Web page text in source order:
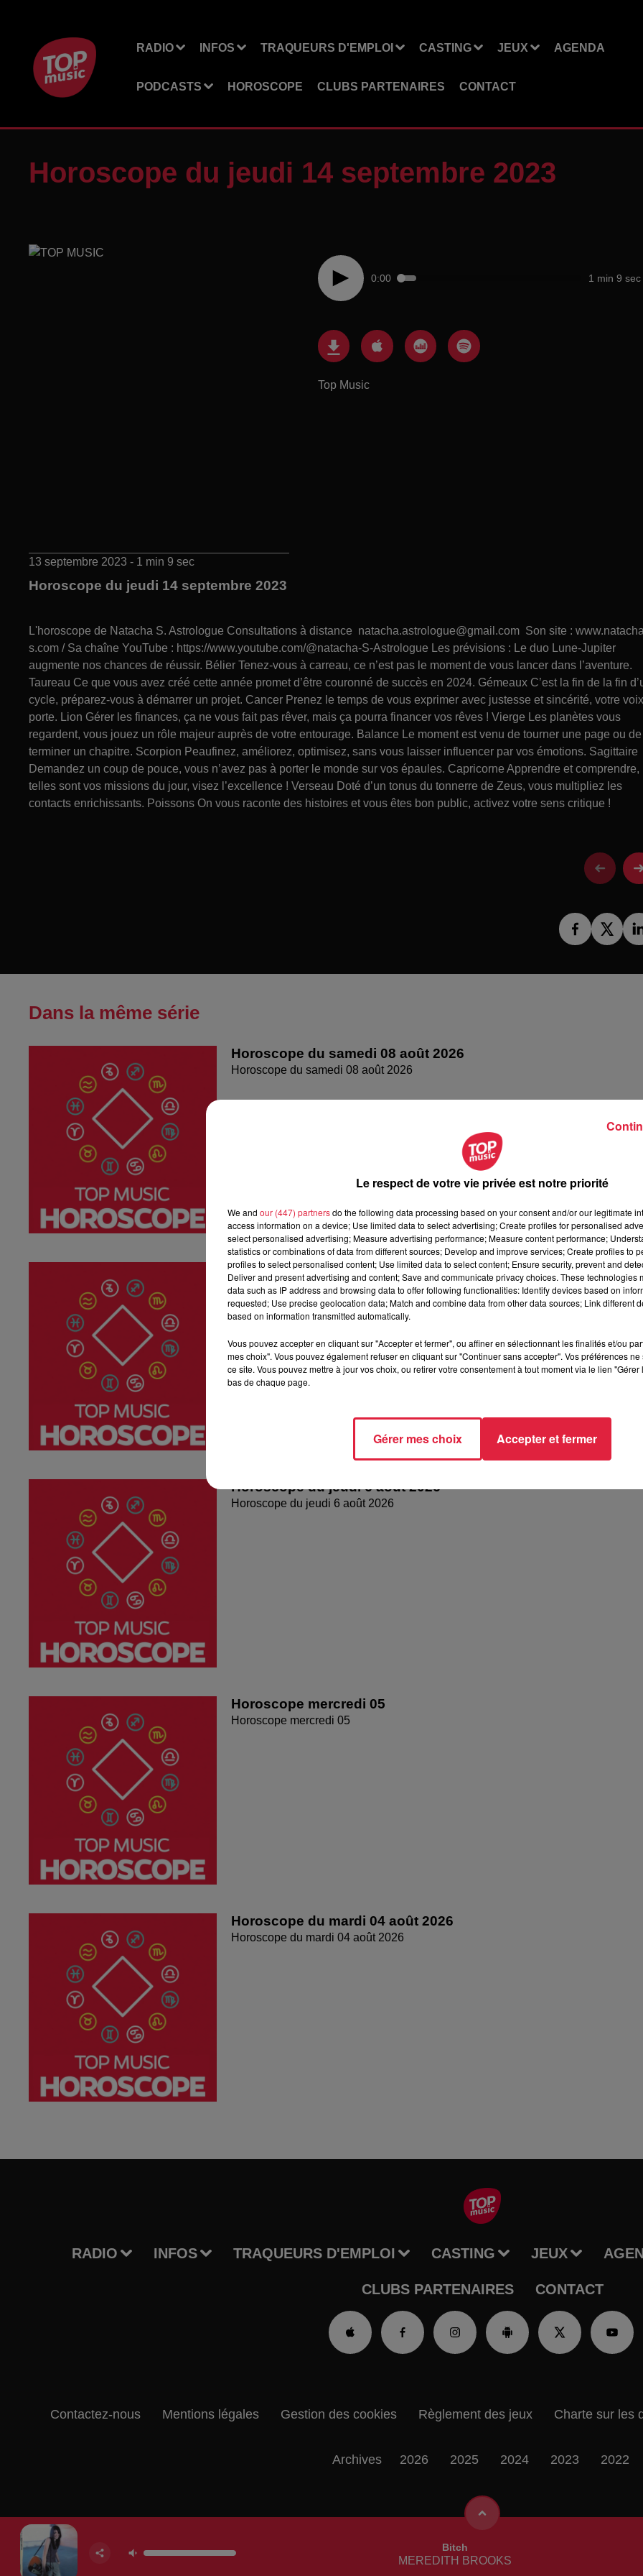
RADIO INFOS TRAQUEURS D'EMPLOI CASTING JEUX AGENDA
PODCASTS HOROSCOPE CLUBS PARTENAIRES CONTACT
Horoscope du jeudi 14 septembre 2023
0:00 1 min 9 sec
Top Music
13 septembre 2023 - 1 min 9 sec
Horoscope du jeudi 14 septembre 2023
L'horoscope de Natacha S. Astrologue Consultations à distance natacha.astrologue@gmail.com Son site :
s.com / Sa chaîne YouTube : https://www.youtube.com/@natacha-S-Astrologue Les prévisions : Le duo Lune-Jupiter
augmente nos chances de réussir. Bélier Tenez-vous à carreau, ce n’est pas le moment de vous lancer dans l’aventure.
Taureau Ce que vous avez créé cette année promet d’être couronné de succès en 2024. Gémeaux C’est la fin de la fin
cycle, préparez-vous à démarrer un projet. Cancer Prenez le temps de vous exprimer avec justesse et sincérité, votre voix
porte. Lion Gérer les finances, ça ne vous fait pas rêver, mais ça pourra financer vos rêves ! Vierge Les planètes vous
regardent, vous jouez un rôle majeur auprès de votre entourage. Balance Le moment est venu de tourner une page ou de
terminer un chapitre. Scorpion Peaufinez, améliorez, optimisez, sans vous laisser influencer par vos émotions. Sagittaire
Demandez un coup de pouce, vous n’avez pas à porter le monde sur vos épaules. Capricorne Apprendre et comprendre,
telles sont vos missions du jour, visez l’excellence ! Verseau Doté d’un tonus du tonnerre de Zeus, vous multipliez les
contacts enrichissants. Poissons On vous raconte des histoires et vous êtes bon public, activez votre sens critique !
Dans la même série
Horoscope du samedi 08 août 2026
Horoscope du samedi 08 août 2026
Horoscope du vendredi 07 août 2026
Horoscope du vendredi 07 août 2026
Horoscope du jeudi 6 août 2026
Horoscope du jeudi 6 août 2026
Horoscope mercredi 05
Horoscope mercredi 05
Horoscope du mardi 04 août 2026
Horoscope du mardi 04 août 2026
RADIO INFOS TRAQUEURS D'EMPLOI CASTING JEUX
CLUBS PARTENAIRES CONTACT
Bitch
MEREDITH BROOKS
Contactez-nous Mentions légales Gestion des cookies Règlement des jeux Charte sur les
Archives 2026 2025 2024 2023 2022
Le respect de votre vie privée est notre priorité
We and our (447) partnersdo the following data processing based on your consent and/or our legitimate
access information on a device; Use limited data to select advertising; Create profiles for personalised
select personalised advertising; Measure advertising performance; Measure content performance;
statistics or combinations of data from different sources; Develop and improve services; Create profiles to
profiles to select personalised content; Use limited data to select content; Ensure security, prevent and
Deliver and present advertising and content; Save and communicate privacy choices. These technologies
data such as IP address and browsing data to offer following functionalities: Identify devices based on
requested; Use precise geolocation data; Match and combine data from other data sources; Link different
based on information transmitted automatically.
Vous pouvez accepter en cliquant sur "Accepter et fermer", ou affiner en sélectionnant les finalités et/ou
mes choix". Vous pouvez également refuser en cliquant sur "Continuer sans accepter". Vos préférences
ce site. Vous pouvez mettre à jour vos choix, ou retirer votre consentement à tout moment via le lien
bas de chaque page.
Gérer mes choix Accepter et fermer